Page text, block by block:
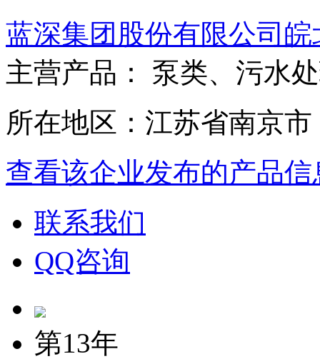
蓝深集团股份有限公司
主营产品： 泵类、污水
所在地区：江苏省南京市
查看该企业发布的产品信
联系我们
QQ咨询
第13年